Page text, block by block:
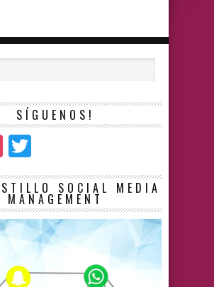
SÍGUENOS!
Instagram
SOCIAL MEDIA
MANAGEMENT